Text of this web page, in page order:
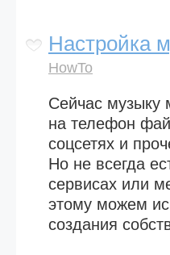
Настройка
HowTo
Сейчас музыку
на телефон
соцсетях и
Но не всегда
сервисах или
этому можем
создания